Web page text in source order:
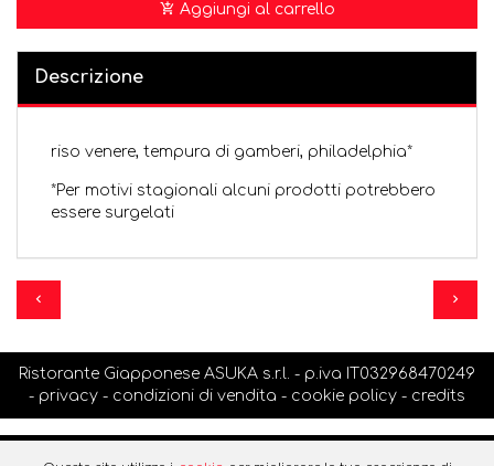
Aggiungi al carrello
Descrizione
riso venere, tempura di gamberi, philadelphia*
*Per motivi stagionali alcuni prodotti potrebbero
essere surgelati
Ristorante Giapponese ASUKA s.r.l. - p.iva IT032968470249
- privacy - condizioni di vendita - cookie policy - credits